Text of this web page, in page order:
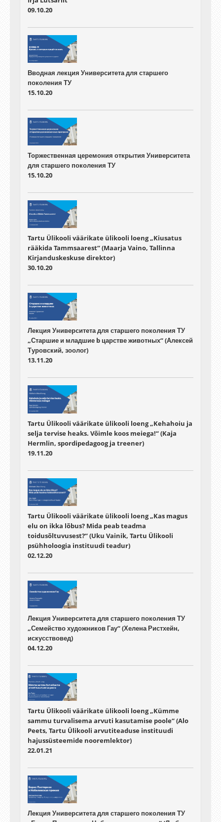
09.10.20
Вводная лекция Университета для старшего
поколения ТУ
15.10.20
Торжественная церемония открытия Университета
для старшего поколения ТУ
15.10.20
Tartu Ülikooli väärikate ülikooli loeng „Kiusatus
rääkida Tammsaarest“ (Maarja Vaino, Tallinna
Kirjanduskeskuse direktor)
30.10.20
Лекция Университета для старшего поколения ТУ
„Старшие и младшие b царстве животных“ (Алексей
Туровский, зоолог)
13.11.20
Tartu Ülikooli väärikate ülikooli loeng „Kehahoiu ja
selja tervise heaks. Võimle koos meiega!“ (Kaja
Hermlin, spordipedagoog ja treener)
19.11.20
Tartu Ülikooli väärikate ülikooli loeng „Kas magus
elu on ikka lõbus? Mida peab teadma
toidusõltuvusest?“ (Uku Vainik, Tartu Ülikooli
psühholoogia instituudi teadur)
02.12.20
Лекция Университета для старшего поколения ТУ
„Семейство художников Гау“ (Хелена Ристхейн,
искусствовед)
04.12.20
Tartu Ülikooli väärikate ülikooli loeng „Kümme
sammu turvalisema arvuti kasutamise poole“ (Alo
Peets, Tartu Ülikooli arvutiteaduse instituudi
hajussüsteemide nooremlektor)
22.01.21
Лекция Университета для старшего поколения ТУ